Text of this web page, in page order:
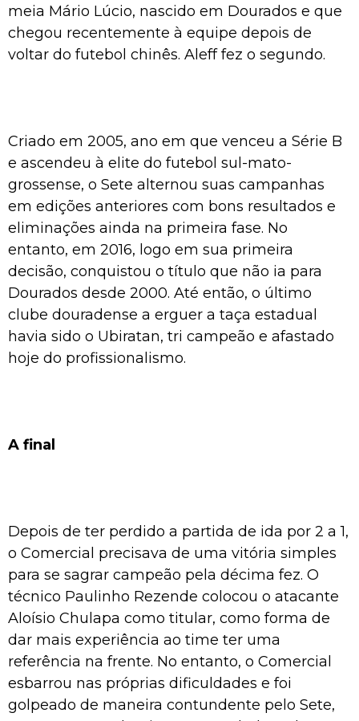
meia Mário Lúcio, nascido em Dourados e que
chegou recentemente à equipe depois de
voltar do futebol chinês. Aleff fez o segundo.
Criado em 2005, ano em que venceu a Série B
e ascendeu à elite do futebol sul-mato-
grossense, o Sete alternou suas campanhas
em edições anteriores com bons resultados e
eliminações ainda na primeira fase. No
entanto, em 2016, logo em sua primeira
decisão, conquistou o título que não ia para
Dourados desde 2000. Até então, o último
clube douradense a erguer a taça estadual
havia sido o Ubiratan, tri campeão e afastado
hoje do profissionalismo.
A final
Depois de ter perdido a partida de ida por 2 a 1,
o Comercial precisava de uma vitória simples
para se sagrar campeão pela décima fez. O
técnico Paulinho Rezende colocou o atacante
Aloísio Chulapa como titular, como forma de
dar mais experiência ao time ter uma
referência na frente. No entanto, o Comercial
esbarrou nas próprias dificuldades e foi
golpeado de maneira contundente pelo Sete,